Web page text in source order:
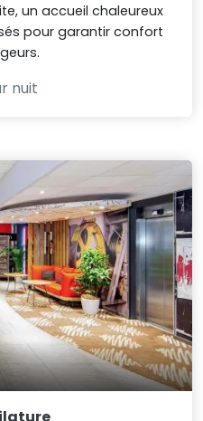
un accueil chaleureux
pour garantir confort
nuit